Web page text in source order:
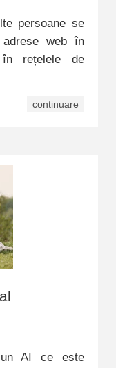
persoane se
adrese web în
rețelele de
continuare
AI ce este